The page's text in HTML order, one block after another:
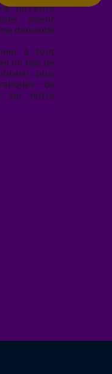
j’accepte
soient
demande
à tout
en bas de
plus
de
sur notre